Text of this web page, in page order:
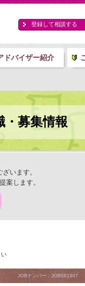
登録して相談する
ドバイザー紹介
・募集情報
います。
案します。
JOBナンバー：JOB581907